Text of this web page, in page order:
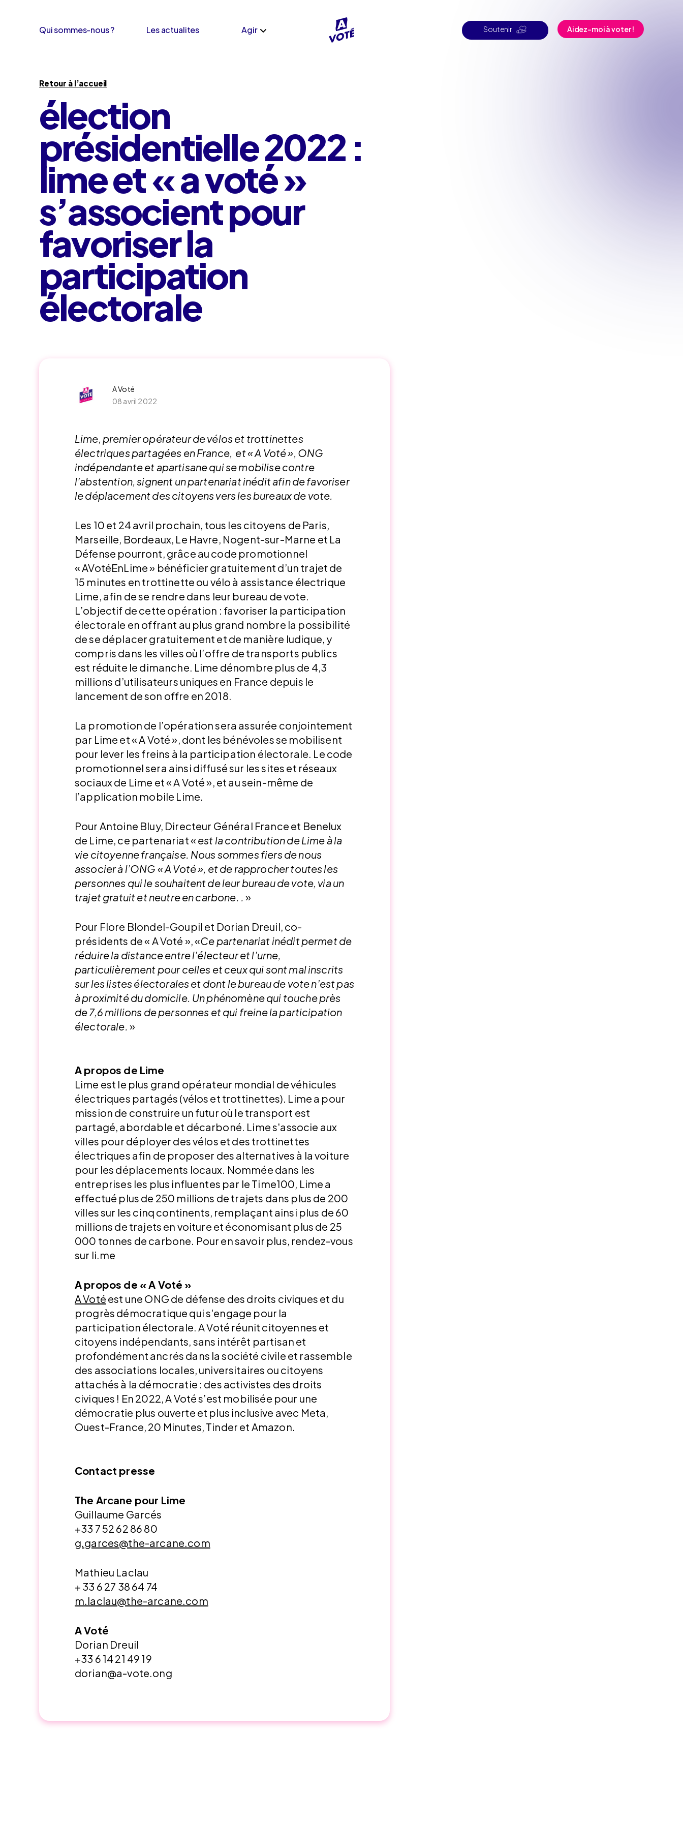
Qui sommes-nous ? Les actualites Agir Soutenir Aidez-moi à voter !
Retour à l’accueil
élection
présidentielle 2022 :
lime et « a voté »
s’associent pour
favoriser la
participation
électorale
A Voté
08 avril 2022
Lime, premier opérateur de vélos et trottinettes
électriques partagées en France, et « A Voté », ONG
indépendante et apartisane qui se mobilise contre
l’abstention, signent un partenariat inédit afin de favoriser
le déplacement des citoyens vers les bureaux de vote.
Les 10 et 24 avril prochain, tous les citoyens de Paris,
Marseille, Bordeaux, Le Havre, Nogent-sur-Marne et La
Défense pourront, grâce au code promotionnel
« AVotéEnLime » bénéficier gratuitement d’un trajet de
15 minutes en trottinette ou vélo à assistance électrique
Lime, afin de se rendre dans leur bureau de vote.
L’objectif de cette opération : favoriser la participation
électorale en offrant au plus grand nombre la possibilité
de se déplacer gratuitement et de manière ludique, y
compris dans les villes où l’offre de transports publics
est réduite le dimanche. Lime dénombre plus de 4,3
millions d’utilisateurs uniques en France depuis le
lancement de son offre en 2018.
La promotion de l’opération sera assurée conjointement
par Lime et « A Voté », dont les bénévoles se mobilisent
pour lever les freins à la participation électorale. Le code
promotionnel sera ainsi diffusé sur les sites et réseaux
sociaux de Lime et « A Voté », et au sein-même de
l’application mobile Lime.
Pour Antoine Bluy, Directeur Général France et Benelux
de Lime, ce partenariat « est la contribution de Lime à la
vie citoyenne française. Nous sommes fiers de nous
associer à l’ONG « A Voté », et de rapprocher toutes les
personnes qui le souhaitent de leur bureau de vote, via un
trajet gratuit et neutre en carbone. . »
Pour Flore Blondel-Goupil et Dorian Dreuil, co-
présidents de « A Voté », «Ce partenariat inédit permet de
réduire la distance entre l’électeur et l’urne,
particulièrement pour celles et ceux qui sont mal inscrits
sur les listes électorales et dont le bureau de vote n’est pas
à proximité du domicile. Un phénomène qui touche près
de 7,6 millions de personnes et qui freine la participation
électorale. »
A propos de Lime
Lime est le plus grand opérateur mondial de véhicules
électriques partagés (vélos et trottinettes). Lime a pour
mission de construire un futur où le transport est
partagé, abordable et décarboné. Lime s'associe aux
villes pour déployer des vélos et des trottinettes
électriques afin de proposer des alternatives à la voiture
pour les déplacements locaux. Nommée dans les
entreprises les plus influentes par le Time100, Lime a
effectué plus de 250 millions de trajets dans plus de 200
villes sur les cinq continents, remplaçant ainsi plus de 60
millions de trajets en voiture et économisant plus de 25
000 tonnes de carbone. Pour en savoir plus, rendez-vous
sur li.me
A propos de « A Voté »
A Voté est une ONG de défense des droits civiques et du
progrès démocratique qui s'engage pour la
participation électorale. A Voté réunit citoyennes et
citoyens indépendants, sans intérêt partisan et
profondément ancrés dans la société civile et rassemble
des associations locales, universitaires ou citoyens
attachés à la démocratie : des activistes des droits
civiques ! En 2022, A Voté s’est mobilisée pour une
démocratie plus ouverte et plus inclusive avec Meta,
Ouest-France, 20 Minutes, Tinder et Amazon.
Contact presse
The Arcane pour Lime
Guillaume Garcés
+33 7 52 62 86 80
g.garces@the-arcane.com
Mathieu Laclau
+ 33 6 27 38 64 74
m.laclau@the-arcane.com
A Voté
Dorian Dreuil
+33 6 14 21 49 19
dorian@a-vote.ong